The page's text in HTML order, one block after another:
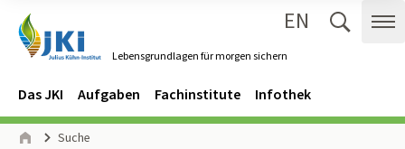
Lebensgrundlagen für morgen sichern
EN
Navigation
Hauptmenü
Das JKI Aufgaben Fachinstitute Infothek
Seitenpfad
Suche